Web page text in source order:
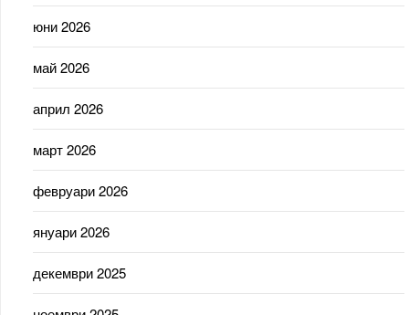
юни 2026
май 2026
април 2026
март 2026
февруари 2026
януари 2026
декември 2025